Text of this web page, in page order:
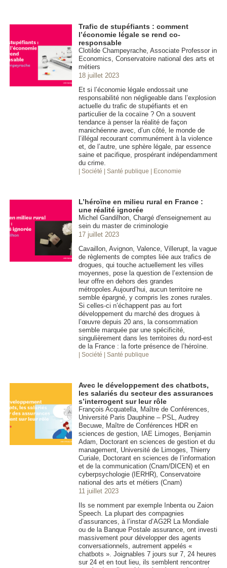
Trafic de stupéfiants : comment
l’économie légale se rend co-
responsable
Clotilde Champeyrache, Associate Professor in
Economics, Conservatoire national des arts et
métiers
18 juillet 2023
Et si l’économie légale endossait une
responsabilité non négligeable dans l’explosion
actuelle du trafic de stupéfiants et en
particulier de la cocaïne ? On a souvent
tendance à penser la réalité de façon
manichéenne avec, d’un côté, le monde de
l’illégal recourant communément à la violence
et, de l’autre, une sphère légale, par essence
saine et pacifique, prospérant indépendamment
du crime.
| Société | Santé publique | Economie
L’héroïne en milieu rural en France :
une réalité ignorée
Michel Gandilhon, Chargé d'enseignement au
sein du master de criminologie
17 juillet 2023
Cavaillon, Avignon, Valence, Villerupt, la vague
de règlements de comptes liée aux trafics de
drogues, qui touche actuellement les villes
moyennes, pose la question de l’extension de
leur offre en dehors des grandes
métropoles.Aujourd’hui, aucun territoire ne
semble épargné, y compris les zones rurales.
Si celles-ci n’échappent pas au fort
développement du marché des drogues à
l’œuvre depuis 20 ans, la consommation
semble marquée par une spécificité,
singulièrement dans les territoires du nord-est
de la France : la forte présence de l’héroïne.
| Société | Santé publique
Avec le développement des chatbots,
les salariés du secteur des assurances
s’interrogent sur leur rôle
François Acquatella, Maître de Conférences,
Université Paris Dauphine – PSL, Audrey
Becuwe, Maître de Conférences HDR en
sciences de gestion, IAE Limoges, Benjamin
Adam, Doctorant en sciences de gestion et du
management, Université de Limoges, Thierry
Curiale, Doctorant en sciences de l’information
et de la communication (Cnam/DICEN) et en
cyberpsychologie (IERHR), Conservatoire
national des arts et métiers (Cnam)
11 juillet 2023
Ils se nomment par exemple Inbenta ou Zaion
Speech. La plupart des compagnies
d’assurances, à l’instar d’AG2R La Mondiale
ou de la Banque Postale assurance, ont investi
massivement pour développer des agents
conversationnels, autrement appelés «
chatbots ». Joignables 7 jours sur 7, 24 heures
sur 24 et en tout lieu, ils semblent rencontrer